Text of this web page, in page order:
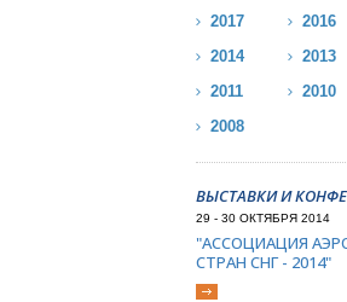
2017 2016
2014
2013
2011
2010
2008
ВЫСТАВКИ И
29 - 30 ОКТЯБРЯ 2014
"АССОЦИАЦИЯ
СТРАН СНГ - 2014"